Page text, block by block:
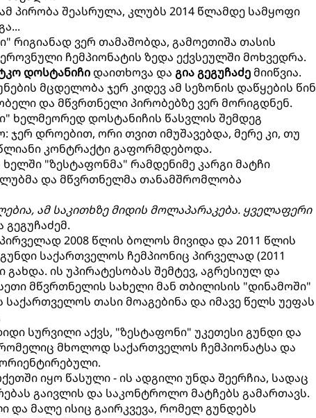
პირობა შეასრულა, კლუბს 2014 წლამდე სამყოფი
რიგიანად ვერ თამაშობდა, გამოეთიშა თასის
ჩემპიონატის ზედა ექვსეულში მოხვედრა.
დოსტანიჩიდაითხოვა და გია გეგუჩაძემიიწვია.
მცდელობა ჯერ კიდევ ამ სეზონის დაწყების წინ
და მწვრთნელი პირობებზე ვერ მორიგდნენ.
ხელმეორედ დოსტანიჩის წასვლის შემდეგ
ჯერ დროებით, ორი თვით იმუშავებდა, მერე კი, თუ
კონტრაქტი გაფორმდებოდა.
"ზესტაფონმა" რამდენიმე კარგი მატჩი
და მწვრთნელმა თანამშრომლობა
ამ საკითხზე მიდის მოლაპარაკება. ყველაფერი
გეგუჩაძემ.
2008 წლის ბოლოს მივიდა და 2011 წლის
საქართველოს ჩემპიონიც პირველად (2011
ის უპირატესობას შემტევ, აგრესიულ და
მწვრთნელის სახელი მან თბილისის "დინამოში"
თასი მოაგებინა და იმავე წელს უეფას
სურვილი აქვს, "ზესტაფონი" უკეთესი გუნდი და
რომელიც მხოლოდ საქართველოს ჩემპიონატსა და
ორიენტირებული.
იყო წასული - ის ადგილი უნდა შეერჩია, სადაც
გაივლის და საკონტროლო მატჩებს გამართავს.
და მალე ისიც გაირკვევა, რომელ გუნდებს